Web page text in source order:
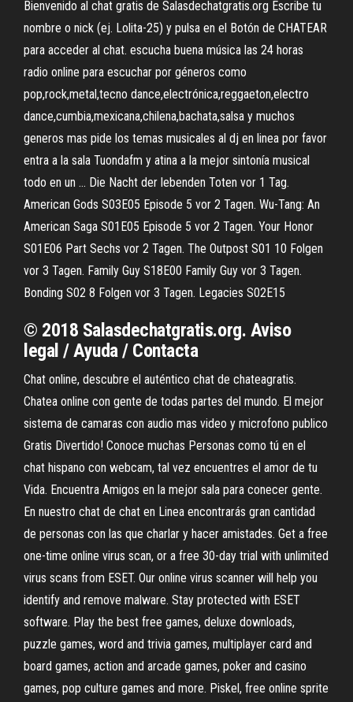
Bienvenido al chat gratis de Salasdechatgratis.org Escribe tu
nombre o nick (ej. Lolita-25) y pulsa en el Botón de CHATEAR
para acceder al chat. escucha buena música las 24 horas
radio online para escuchar por géneros como
pop,rock,metal,tecno dance,electrónica,reggaeton,electro
dance,cumbia,mexicana,chilena,bachata,salsa y muchos
generos mas pide los temas musicales al dj en linea por favor
entra a la sala Tuondafm y atina a la mejor sintonía musical
todo en un … Die Nacht der lebenden Toten vor 1 Tag.
American Gods S03E05 Episode 5 vor 2 Tagen. Wu-Tang: An
American Saga S01E05 Episode 5 vor 2 Tagen. Your Honor
S01E06 Part Sechs vor 2 Tagen. The Outpost S01 10 Folgen
vor 3 Tagen. Family Guy S18E00 Family Guy vor 3 Tagen.
Bonding S02 8 Folgen vor 3 Tagen. Legacies S02E15
© 2018 Salasdechatgratis.org. Aviso
legal / Ayuda / Contacta
Chat online, descubre el auténtico chat de chateagratis.
Chatea online con gente de todas partes del mundo. El mejor
sistema de camaras con audio mas video y microfono publico
Gratis Divertido! Conoce muchas Personas como tú en el
chat hispano con webcam, tal vez encuentres el amor de tu
Vida. Encuentra Amigos en la mejor sala para conecer gente.
En nuestro chat de chat en Linea encontrarás gran cantidad
de personas con las que charlar y hacer amistades. Get a free
one-time online virus scan, or a free 30-day trial with unlimited
virus scans from ESET. Our online virus scanner will help you
identify and remove malware. Stay protected with ESET
software. Play the best free games, deluxe downloads,
puzzle games, word and trivia games, multiplayer card and
board games, action and arcade games, poker and casino
games, pop culture games and more. Piskel, free online sprite